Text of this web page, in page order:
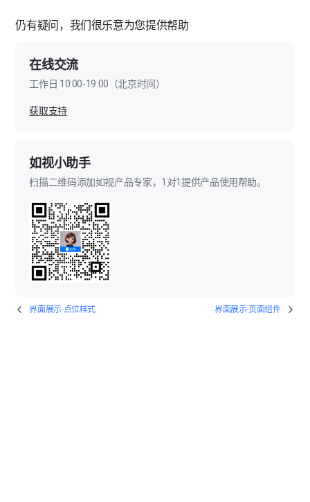
仍有疑问，我们很乐意为您提供帮助
在线交流
工作日 10:00-19:00（北京时间）
获取支持
如视小助手
扫描二维码添加如视产品专家，1对1提供产品使用帮助。
界面展示-点位样式 界面展示-页面组件